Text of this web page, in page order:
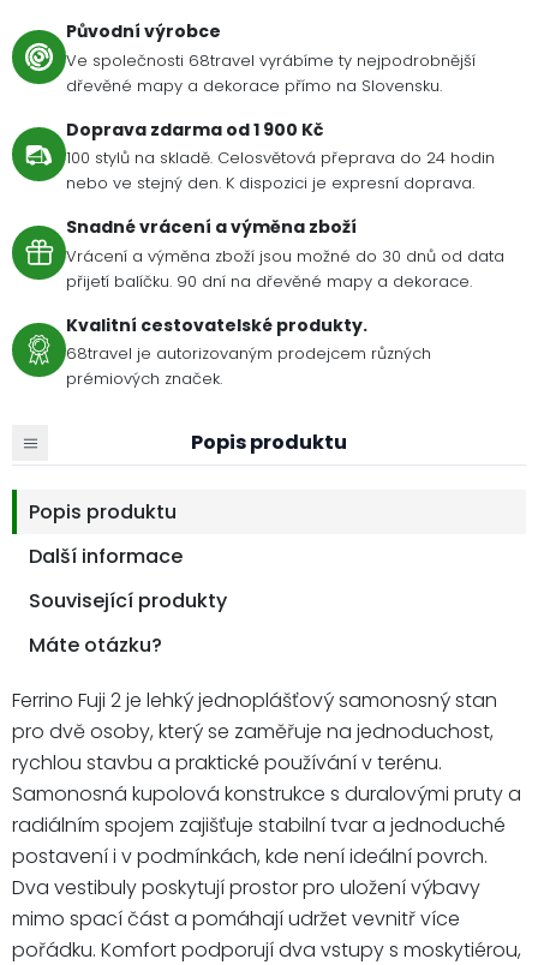
Původní výrobce
Ve společnosti 68travel vyrábíme ty nejpodrobnější
dřevěné mapy a dekorace přímo na Slovensku.
Doprava zdarma od 1 900 Kč
100 stylů na skladě. Celosvětová přeprava do 24 hodin
nebo ve stejný den. K dispozici je expresní doprava.
Snadné vrácení a výměna zboží
Vrácení a výměna zboží jsou možné do 30 dnů od data
přijetí balíčku. 90 dní na dřevěné mapy a dekorace.
Kvalitní cestovatelské produkty.
68travel je autorizovaným prodejcem různých
prémiových značek.
Popis produktu
Popis produktu
Další informace
Související produkty
Máte otázku?
Ferrino Fuji 2 je lehký jednoplášťový samonosný stan
pro dvě osoby, který se zaměřuje na jednoduchost,
rychlou stavbu a praktické používání v terénu.
Samonosná kupolová konstrukce s duralovými pruty a
radiálním spojem zajišťuje stabilní tvar a jednoduché
postavení i v podmínkách, kde není ideální povrch.
Dva vestibuly poskytují prostor pro uložení výbavy
mimo spací část a pomáhají udržet vevnitř více
pořádku. Komfort podporují dva vstupy s moskytiérou,